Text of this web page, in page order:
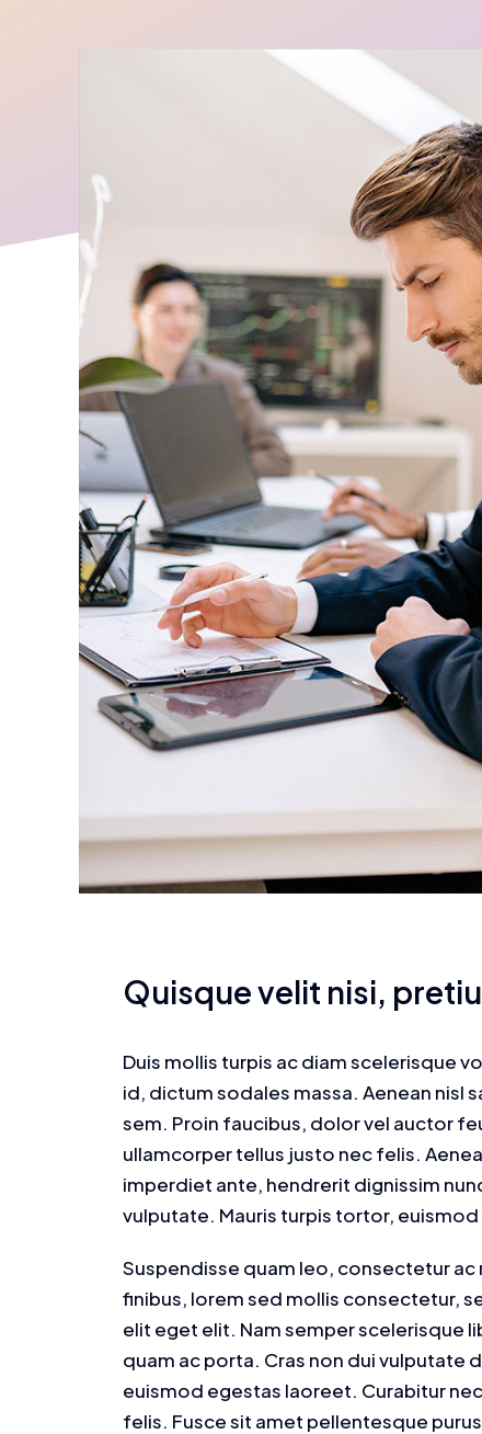
Quisque velit nisi,
Duis mollis turpis ac diam scelerisque
id, dictum sodales massa. Aenean nisl
sem. Proin faucibus, dolor vel auctor
ullamcorper tellus justo nec felis.
imperdiet ante, hendrerit dignissim
vulputate. Mauris turpis tortor,
Suspendisse quam leo, consectetur
finibus, lorem sed mollis consectetur,
elit eget elit. Nam semper scelerisque
quam ac porta. Cras non dui vulputate
euismod egestas laoreet. Curabitur
felis. Fusce sit amet pellentesque